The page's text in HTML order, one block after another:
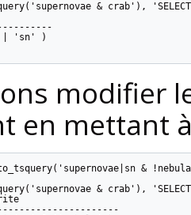
& crab'),
| 'sn' )
modifier
en mettant
to_tsquery('supernovae|sn &
& crab'),